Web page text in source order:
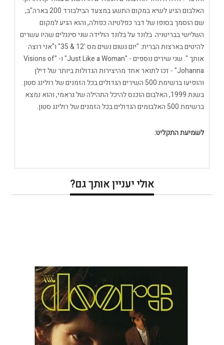
האלבום הגיע לשיא במקום התשע במצעד הבילבורד 200 בארה"ב,
שם הוסמך בסופו של דבר כפלטינה כפולה, והוא הגיע למקום
השלישי בבריטניה. בלונד על בלונד הולידה שני סינגלים שהיו עשרים
להיטים בארצות הברית: "יום גשום נשים מס '12 & 35" ו"אני רוצה
אותך ". שני שירים נוספים - "Just Like a Woman" ו- "Visions of
Johanna" - זכו לתואר אחד מהיצירות הגדולות ביותר של דילן
והופיעו ברשימת 500 השירים הגדולים בכל הזמנים של רולינג סטון.
בשנת 1999, האלבום הוכנס להיכל התהילה של גראמי, והוא נמצא
ברשימת 500 האלבומים הגדולים בכל הזמנים של רולינג סטון.
לשמיעת התקליט:
אולי יעניין אותך גם?